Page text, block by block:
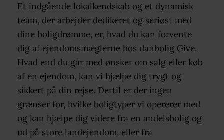
Et indgående lokalkendskab og et dynamisk
team, der arbejder dedikeret og seriøst med
dine boligdrømme, er, hvad du kan forvente
dig af ejendomsmæglerne hos danbolig Give.
Hvad end du går med ønsker om salg eller køb
af en ejendom, kan vi hjælpe dig trygt og
sikkert på din rejse. Dertil er der ingen
grænser for, hvilke boligtyper vi opererer med
og kan hjælpe dig videre fra en andelsbolig og
ud på store landejendom, eller fra